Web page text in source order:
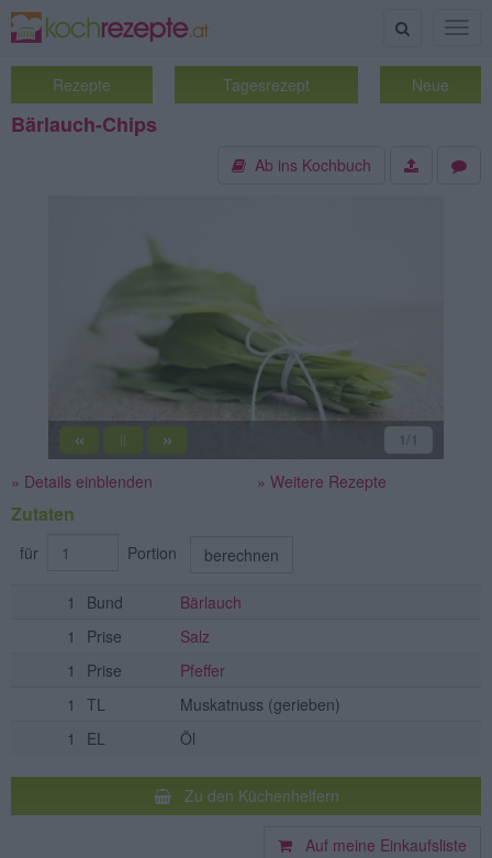
Suche
Rezepte Tagesrezept Neue
Bärlauch-Chips
Ab ins Kochbuch
« || » 1/1
» Details einblenden » Weitere Rezepte
Zutaten
für Portion berechnen
1 Bund
Bärlauch
1
Prise
Salz
1
Prise
Pfeffer
1
TL Muskatnuss (gerieben)
1
EL Öl
Zu den Küchenhelfern
Auf meine Einkaufsliste